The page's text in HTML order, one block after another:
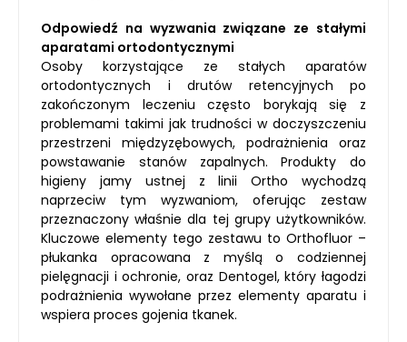
Odpowiedź na wyzwania związane ze stałymi
aparatami ortodontycznymi
Osoby korzystające ze stałych aparatów
ortodontycznych i drutów retencyjnych po
zakończonym leczeniu często borykają się z
problemami takimi jak trudności w doczyszczeniu
przestrzeni międzyzębowych, podrażnienia oraz
powstawanie stanów zapalnych. Produkty do
higieny jamy ustnej z linii Ortho wychodzą
naprzeciw tym wyzwaniom, oferując zestaw
przeznaczony właśnie dla tej grupy użytkowników.
Kluczowe elementy tego zestawu to Orthofluor –
płukanka opracowana z myślą o codziennej
pielęgnacji i ochronie, oraz Dentogel, który łagodzi
podrażnienia wywołane przez elementy aparatu i
wspiera proces gojenia tkanek.